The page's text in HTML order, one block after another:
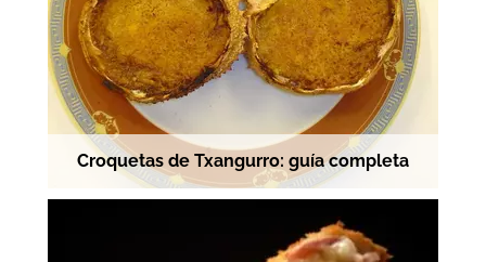
Croquetas de Txangurro: guía completa